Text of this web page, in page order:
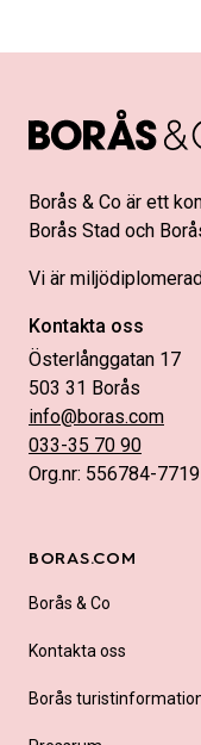
Borås & Co är ett
Borås Stad och
Vi är
Kontakta oss
Österlånggatan 17
503 31 Borås
info@boras.com
033-35 70 90
Org.nr: 556784-7719
BORAS.COM
Borås & Co
Kontakta oss
Borås